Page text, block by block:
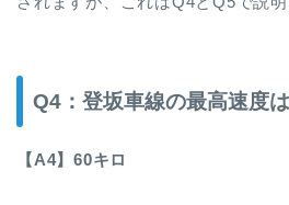
Q4：登坂車線の最高速度
【A4】60キロ